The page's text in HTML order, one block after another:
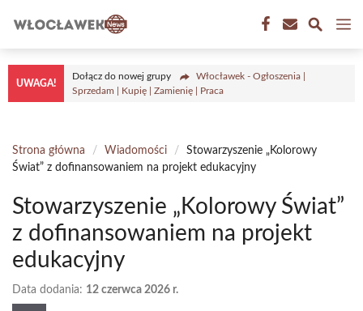
treści
UWAGA!
Dołącz do nowej grupy
Włocławek - Ogłoszenia |
Sprzedam | Kupię | Zamienię | Praca
Strona główna / Wiadomości /
Stowarzyszenie „Kolorowy
Świat” z dofinansowaniem na projekt edukacyjny
Stowarzyszenie „Kolorowy Świat”
z dofinansowaniem na projekt
edukacyjny
Data dodania: 12 czerwca 2026 r.